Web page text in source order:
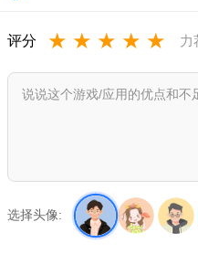
智能推荐：根据阅读记录
夜间模式：护眼暗色背景，
评分 ★ ★ ★ ★ ★ 力
选择头像: